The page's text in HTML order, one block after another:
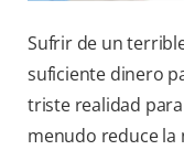
Sufrir de un
suficiente dinero
triste realidad
menudo reduce la